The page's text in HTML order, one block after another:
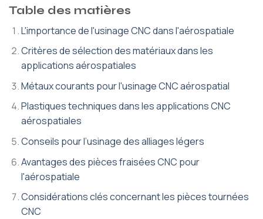
Table des matières
L'importance de l'usinage CNC dans l'aérospatiale
Critères de sélection des matériaux dans les
applications aérospatiales
Métaux courants pour l'usinage CNC aérospatial
Plastiques techniques dans les applications CNC
aérospatiales
Conseils pour l’usinage des alliages légers
Avantages des pièces fraisées CNC pour
l'aérospatiale
Considérations clés concernant les pièces tournées
CNC